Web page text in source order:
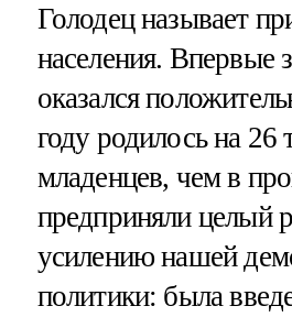
Голодец называет
населения. Впервые
оказался
году родилось на 26
младенцев, чем в
предприняли целый
усилению нашей
политики: была